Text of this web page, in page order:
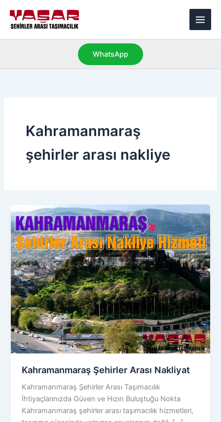
atla
Main
WhatsApp
Kahramanmaraş
şehirler arası nakliye
Kahramanmaraş Şehirler Arası Nakliyat
Kahramanmaraş Şehirler Arası Taşımacılık
İhtiyaçlarınızda Güven ve Hızın Buluştuğu Nokta
Kahramanmaraş şehirler arası taşımacılık hizmetleri,